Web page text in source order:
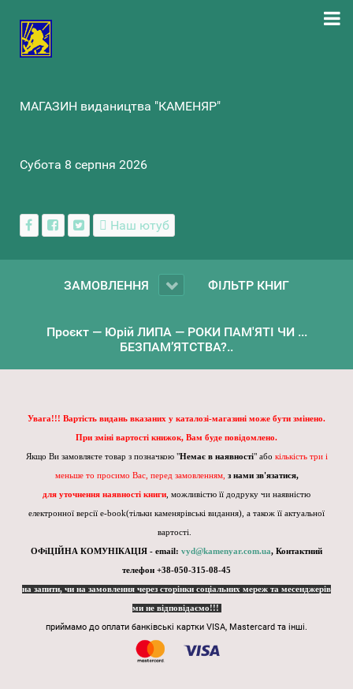
МАГАЗИН видаництва "КАМЕНЯР"
Субота 8 серпня 2026
Наш ютуб
ЗАМОВЛЕННЯ ФІЛЬТР КНИГ
Проєкт — Юрій ЛИПА — РОКИ ПАМ'ЯТІ ЧИ ...
БЕЗПАМ’ЯТСТВА?..
Увага!!! Вартість видань вказаних у каталозі-магазині може бути змінено.
При зміні вартості книжок, Вам буде повідомлено.
Якщо Ви замовляєте товар з позначкою "Немає в наявності" або кількість три і
меньше то просимо Вас, перед замовленням, з нами зв'язатися,
для уточнення наявності книги , можливістю її додруку чи наявністю
електронної версії e-book(тільки каменярівські видання), а також її актуальної
вартості.
ОФіЦІЙНА КОМУНІКАЦІЯ - email: vyd@kamenyar.com.ua, Контактний
телефон +38-050-315-08-45
на запити, чи на замовлення через сторінки соціальних мереж та месенджерів
ми не відповідаємо!!!
приймамо до оплати банківські картки VISA, Mastercard та інші.